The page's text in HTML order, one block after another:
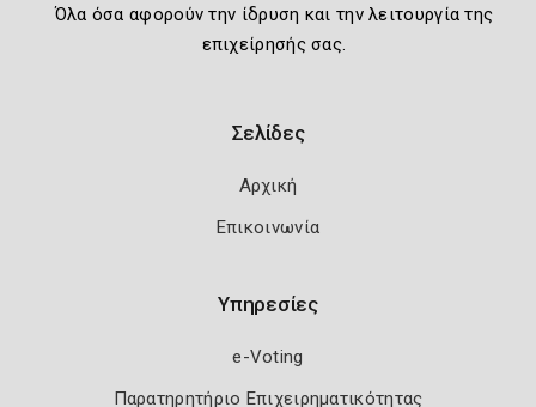
Όλα όσα αφορούν την ίδρυση και την λειτουργία της
επιχείρησής σας.
Σελίδες
Αρχική
Επικοινωνία
Υπηρεσίες
e-Voting
Παρατηρητήριο Επιχειρηματικότητας